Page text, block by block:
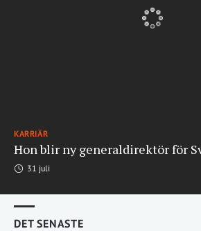
KARRIÄR
Hon blir ny generaldirektör för
31 juli
DET SENASTE